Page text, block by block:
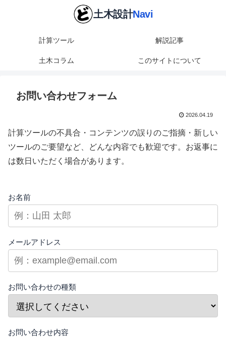
計算ツール 解説記事
土木コラム このサイトについて
お問い合わせフォーム
2026.04.19
計算ツールの不具合・コンテンツの誤りのご指摘・新しい
ツールのご要望など、どんな内容でも歓迎です。お返事に
は数日いただく場合があります。
お名前
メールアドレス
お問い合わせの種類
お問い合わせ内容